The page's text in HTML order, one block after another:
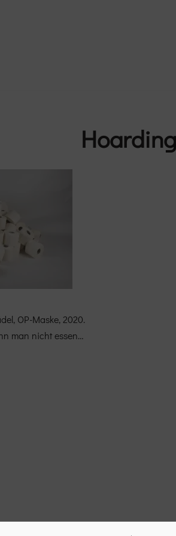
Hoarding
OP-Maske, 2020.
man nicht essen…